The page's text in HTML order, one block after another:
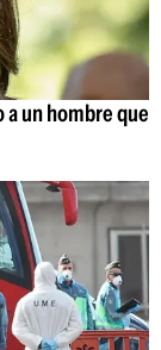
a un hombre que